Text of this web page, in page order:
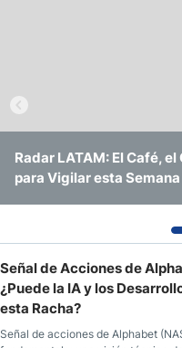
Pronóstico Semanal Forex
Señales de Trading Gratis
Radar LATAM: El Café,
para Vigilar esta Semana
Radar LATAM: Las
Mejores Acciones de la
Seguirá a la Caída Tras
Ingresos?
Señal de Acciones de
¿Puede la IA y los
esta Racha?
Señal de acciones de Alphabet